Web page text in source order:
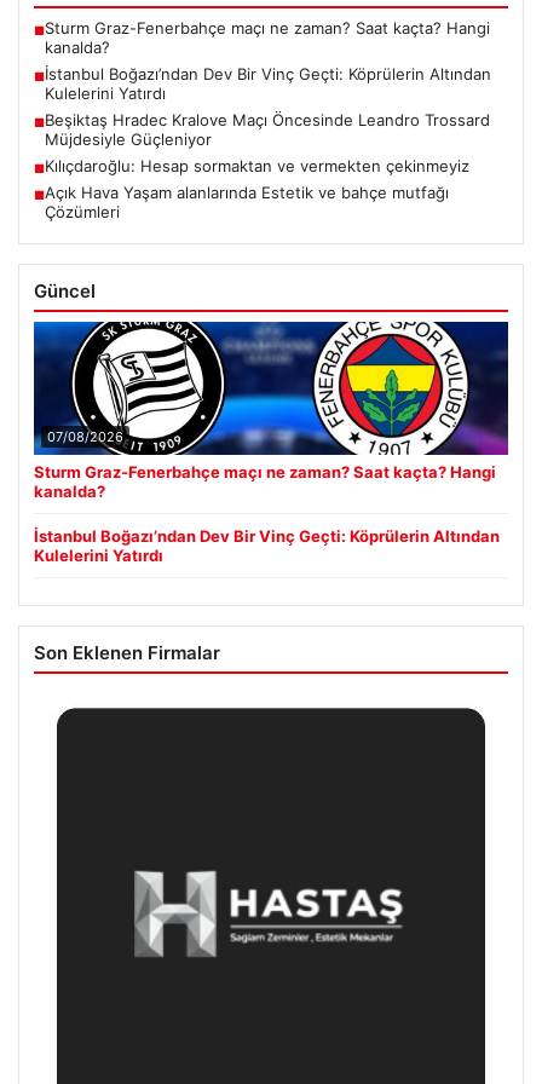
■Sturm Graz-Fenerbahçe maçı ne zaman? Saat kaçta? Hangi
kanalda?
■İstanbul Boğazı’ndan Dev Bir Vinç Geçti: Köprülerin Altından
Kulelerini Yatırdı
■Beşiktaş Hradec Kralove Maçı Öncesinde Leandro Trossard
Müjdesiyle Güçleniyor
■Kılıçdaroğlu: Hesap sormaktan ve vermekten çekinmeyiz
■Açık Hava Yaşam alanlarında Estetik ve bahçe mutfağı
Çözümleri
Güncel
07/08/2026
Sturm Graz-Fenerbahçe maçı ne zaman? Saat kaçta? Hangi
kanalda?
İstanbul Boğazı’ndan Dev Bir Vinç Geçti: Köprülerin Altından
Kulelerini Yatırdı
Son Eklenen Firmalar